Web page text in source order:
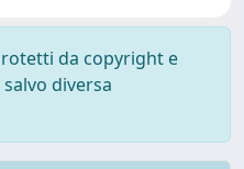
da copyright e
diversa